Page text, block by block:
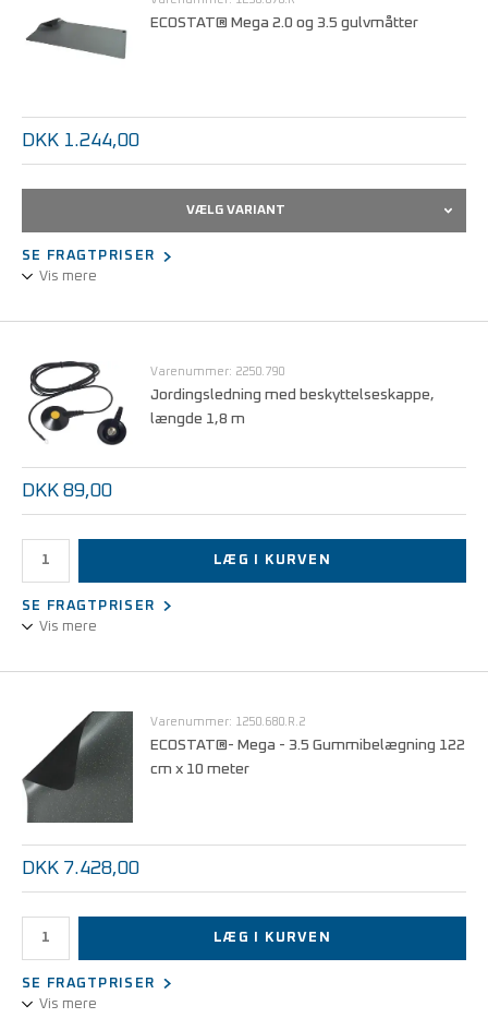
3 m tilslutningsledning med 1 MΩ sikkerhedsmodstand.
ESD-måtterne kan også leveres i specialmål - forhør venligst
nærmere.
ECOSTAT® Mega 2.0 og 3.5 gulvmåtter
DKK 1.244,00
VÆLG VARIANT
SE FRAGTPRISER
Vis mere
sikkerhedsmodstand.
Varenummer: 2250.790
Jordingsledning med beskyttelseskappe,
længde 1,8 m
DKK 89,00
LÆG I KURVEN
SE FRAGTPRISER
Vis mere
anvendelse sammen med gulvmåtter.
Varenummer: 1250.680.R.2
ECOSTAT®- Mega - 3.5 Gummibelægning 122
cm x 10 meter
DKK 7.428,00
LÆG I KURVEN
SE FRAGTPRISER
Vis mere